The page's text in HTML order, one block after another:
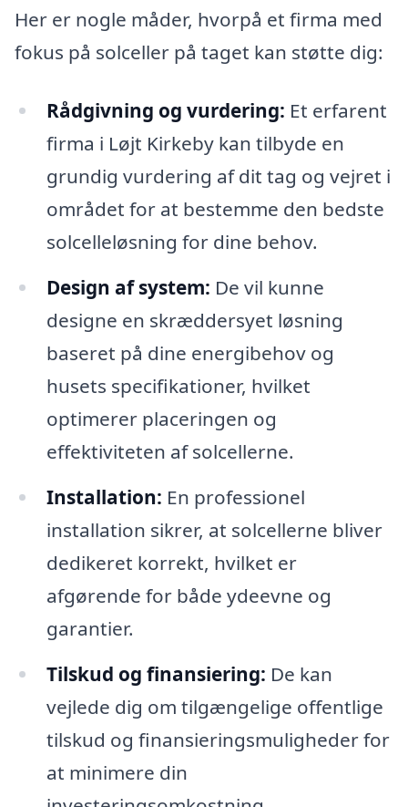
Her er nogle måder, hvorpå et firma med
fokus på solceller på taget kan støtte dig:
Rådgivning og vurdering: Et erfarent
firma i Løjt Kirkeby kan tilbyde en
grundig vurdering af dit tag og vejret i
området for at bestemme den bedste
solcelleløsning for dine behov.
Design af system: De vil kunne
designe en skræddersyet løsning
baseret på dine energibehov og
husets specifikationer, hvilket
optimerer placeringen og
effektiviteten af solcellerne.
Installation: En professionel
installation sikrer, at solcellerne bliver
dedikeret korrekt, hvilket er
afgørende for både ydeevne og
garantier.
Tilskud og finansiering: De kan
vejlede dig om tilgængelige offentlige
tilskud og finansieringsmuligheder for
at minimere din